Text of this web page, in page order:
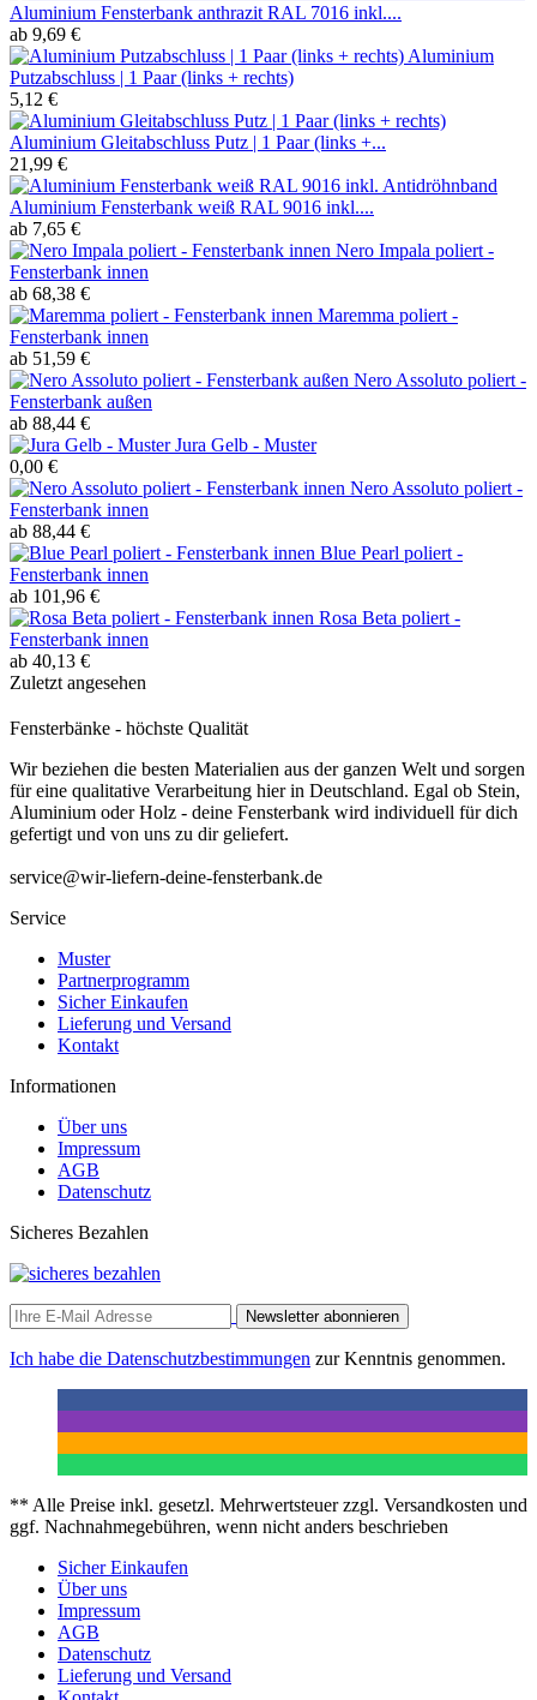
Aluminium Fensterbank anthrazit RAL 7016 inkl....
ab 9,69 €
Aluminium
Putzabschluss | 1 Paar (links + rechts)
5,12 €
Aluminium Gleitabschluss Putz | 1 Paar (links +...
21,99 €
Aluminium Fensterbank weiß RAL 9016 inkl....
ab 7,65 €
Nero Impala poliert -
Fensterbank innen
ab 68,38 €
Maremma poliert -
Fensterbank innen
ab 51,59 €
Nero Assoluto poliert -
Fensterbank außen
ab 88,44 €
Jura Gelb - Muster
0,00 €
Nero Assoluto poliert -
Fensterbank innen
ab 88,44 €
Blue Pearl poliert -
Fensterbank innen
ab 101,96 €
Rosa Beta poliert -
Fensterbank innen
ab 40,13 €
Zuletzt angesehen
Fensterbänke - höchste Qualität
Wir beziehen die besten Materialien aus der ganzen Welt und sorgen
für eine qualitative Verarbeitung hier in Deutschland. Egal ob Stein,
Aluminium oder Holz - deine Fensterbank wird individuell für dich
gefertigt und von uns zu dir geliefert.
service@wir-liefern-deine-fensterbank.de
Service
Muster
Partnerprogramm
Sicher Einkaufen
Lieferung und Versand
Kontakt
Informationen
Über uns
Impressum
AGB
Datenschutz
Sicheres Bezahlen
Newsletter abonnieren
Ich habe die Datenschutzbestimmungen zur Kenntnis genommen.
** Alle Preise inkl. gesetzl. Mehrwertsteuer zzgl. Versandkosten und
ggf. Nachnahmegebühren, wenn nicht anders beschrieben
Sicher Einkaufen
Über uns
Impressum
AGB
Datenschutz
Lieferung und Versand